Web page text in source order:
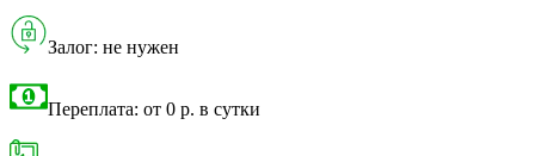
Залог: не нужен
Переплата: от 0 р. в сутки